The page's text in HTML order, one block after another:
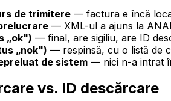
de trimitere — factura e încă
— XML-ul a ajuns la
„ok") — final, are sigiliu, are ID
„nok") — respinsă, cu o listă de
de sistem — nici n-a intrat
vs. ID descărcare